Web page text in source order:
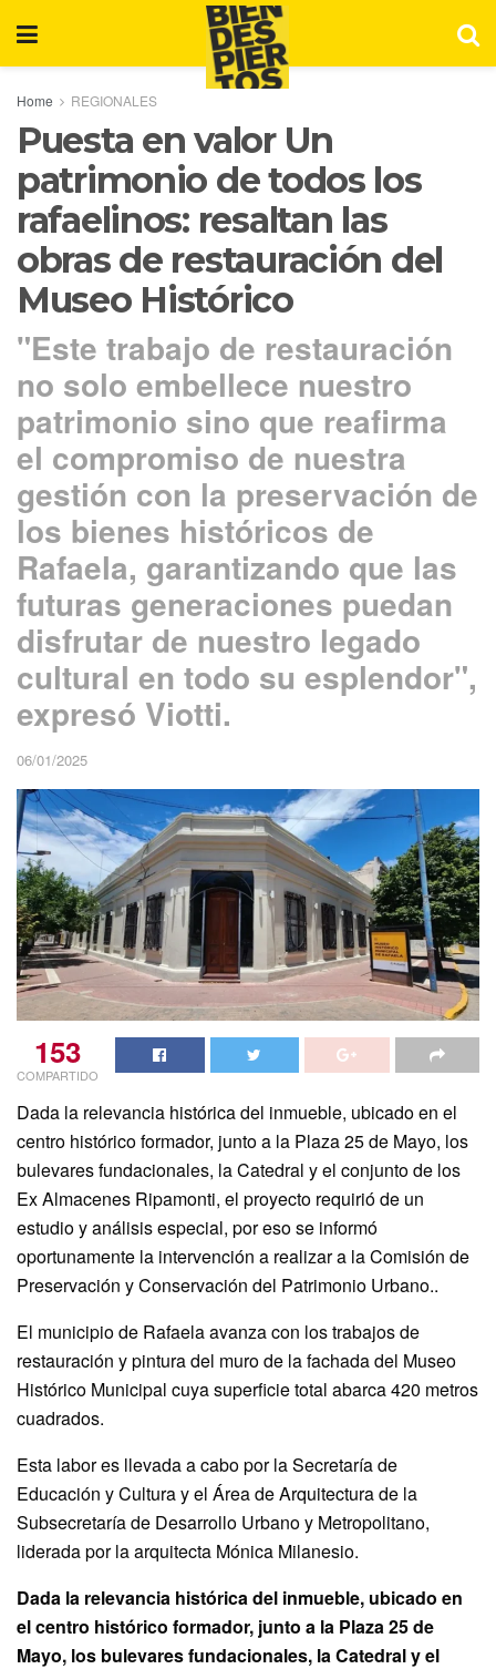
Home REGIONALES
Puesta en valor Un
patrimonio de todos los
rafaelinos: resaltan las
obras de restauración del
Museo Histórico
"Este trabajo de restauración
no solo embellece nuestro
patrimonio sino que reafirma
el compromiso de nuestra
gestión con la preservación de
los bienes históricos de
Rafaela, garantizando que las
futuras generaciones puedan
disfrutar de nuestro legado
cultural en todo su esplendor",
expresó Viotti.
06/01/2025
153
COMPARTIDO
Dada la relevancia histórica del inmueble, ubicado en el
centro histórico formador, junto a la Plaza 25 de Mayo, los
bulevares fundacionales, la Catedral y el conjunto de los
Ex Almacenes Ripamonti, el proyecto requirió de un
estudio y análisis especial, por eso se informó
oportunamente la intervención a realizar a la Comisión de
Preservación y Conservación del Patrimonio Urbano..
El municipio de Rafaela avanza con los trabajos de
restauración y pintura del muro de la fachada del Museo
Histórico Municipal cuya superficie total abarca 420 metros
cuadrados.
Esta labor es llevada a cabo por la Secretaría de
Educación y Cultura y el Área de Arquitectura de la
Subsecretaría de Desarrollo Urbano y Metropolitano,
liderada por la arquitecta Mónica Milanesio.
Dada la relevancia histórica del inmueble, ubicado en
el centro histórico formador, junto a la Plaza 25 de
Mayo, los bulevares fundacionales, la Catedral y el